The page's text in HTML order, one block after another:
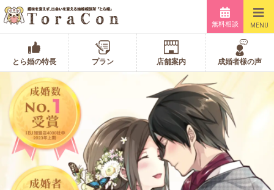
無料相談 MENU
とら婚の特長 プラン 店舗案内 成婚者様の声